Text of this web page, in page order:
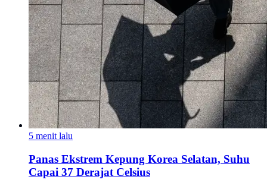
5 menit lalu
Panas Ekstrem Kepung Korea Selatan, Suhu
Capai 37 Derajat Celsius